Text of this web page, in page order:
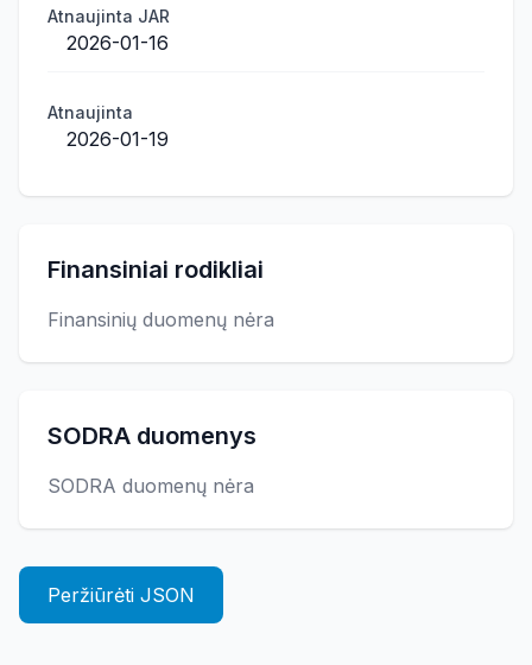
Atnaujinta JAR
2026-01-16
Atnaujinta
2026-01-19
Finansiniai rodikliai
Finansinių duomenų nėra
SODRA duomenys
SODRA duomenų nėra
Peržiūrėti JSON